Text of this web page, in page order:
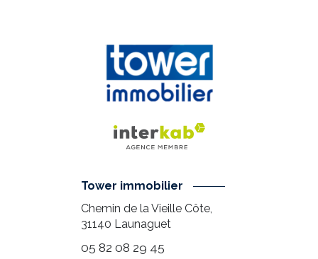
Tower immobilier
Chemin de la Vieille Côte,
31140 Launaguet
05 82 08 29 45